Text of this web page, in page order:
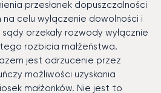
przesłanek dopuszczalności
celu wyłączenie dowolności i
orzekały rozwody wyłącznie
rozbicia małżeństwa.
jest odrzucenie przez
możliwości uzyskania
małżonków. Nie jest to